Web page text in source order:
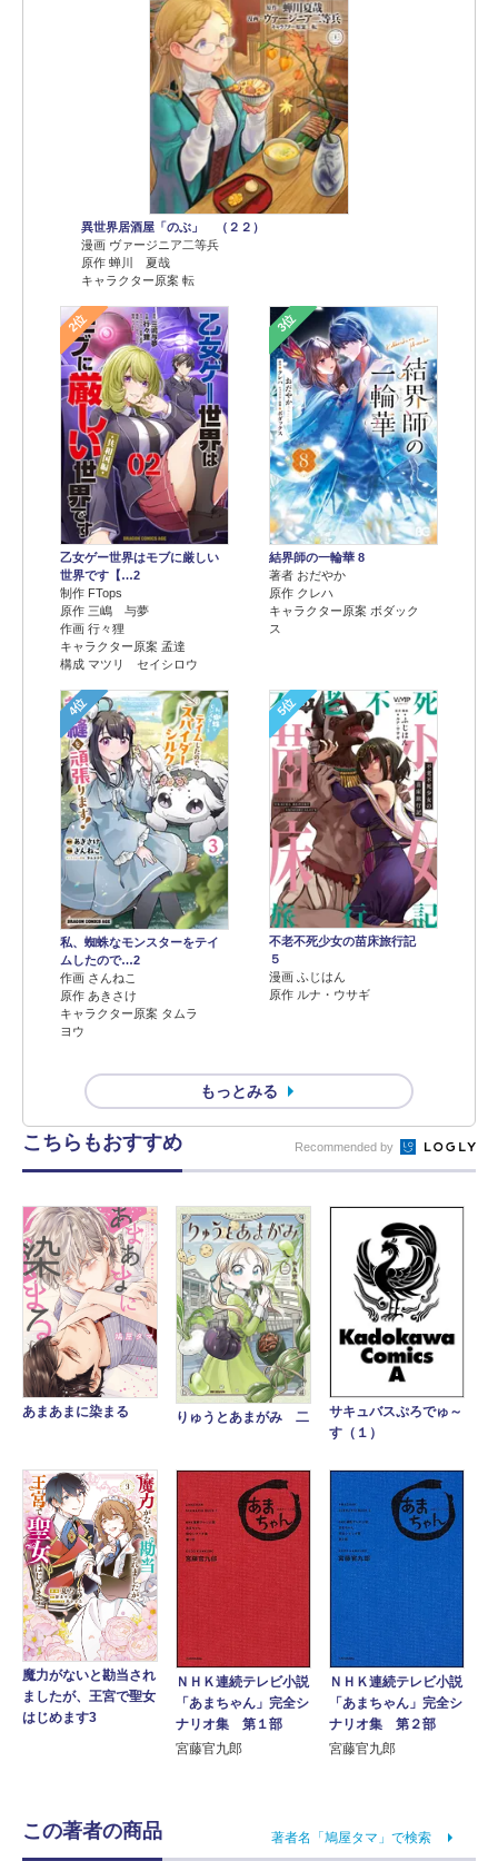
異世界居酒屋「のぶ」 （２２）
漫画 ヴァージニア二等兵
原作 蝉川 夏哉
キャラクター原案 転
2位
乙女ゲー世界はモブに厳しい
世界です【…2
制作 FTops
原作 三嶋 与夢
作画 行々狸
キャラクター原案 孟達
構成 マツリ セイシロウ
3位
結界師の一輪華 8
著者 おだやか
原作 クレハ
キャラクター原案 ボダック
ス
4位
私、蜘蛛なモンスターをテイ
ムしたので…2
作画 さんねこ
原作 あきさけ
キャラクター原案 タムラ
ヨウ
5位
不老不死少女の苗床旅行記
５
漫画 ふじはん
原作 ルナ・ウサギ
もっとみる
こちらもおすすめ Recommended by
あまあまに染まる りゅうとあまがみ 二
サキュバスぷろでゅ～
す（１）
魔力がないと勘当され
ましたが、王宮で聖女
はじめます3
ＮＨＫ連続テレビ小説
「あまちゃん」完全シ
ナリオ集 第１部
宮藤官九郎
ＮＨＫ連続テレビ小説
「あまちゃん」完全シ
ナリオ集 第２部
宮藤官九郎
この著者の商品 著者名「鳩屋タマ」で検索